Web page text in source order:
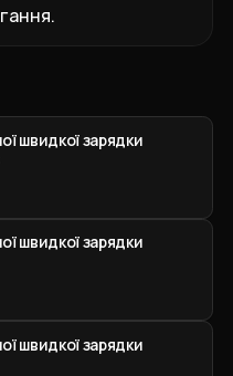
швидкої зарядки
швидкої зарядки
швидкої зарядки